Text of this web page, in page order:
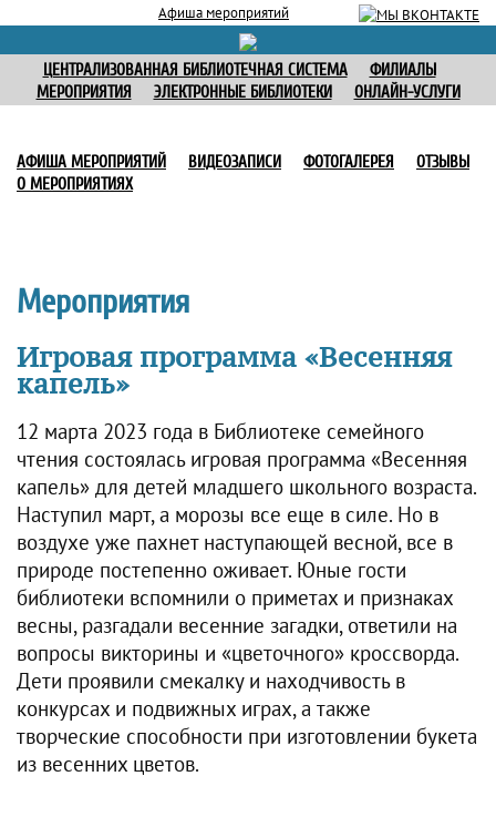
Афиша мероприятий
ЦЕНТРАЛИЗОВАННАЯ БИБЛИОТЕЧНАЯ СИСТЕМА
ФИЛИАЛЫ
МЕРОПРИЯТИЯ
ЭЛЕКТРОННЫЕ БИБЛИОТЕКИ ОНЛАЙН-УСЛУГИ
АФИША МЕРОПРИЯТИЙ ВИДЕОЗАПИСИ ФОТОГАЛЕРЕЯ
ОТЗЫВЫ
О МЕРОПРИЯТИЯХ
Мероприятия
Игровая программа «Весенняя
капель»
12 марта 2023 года в Библиотеке семейного
чтения состоялась игровая программа «Весенняя
капель» для детей младшего школьного возраста.
Наступил март, а морозы все еще в силе. Но в
воздухе уже пахнет наступающей весной, все в
природе постепенно оживает. Юные гости
библиотеки вспомнили о приметах и признаках
весны, разгадали весенние загадки, ответили на
вопросы викторины и «цветочного» кроссворда.
Дети проявили смекалку и находчивость в
конкурсах и подвижных играх, а также
творческие способности при изготовлении букета
из весенних цветов.